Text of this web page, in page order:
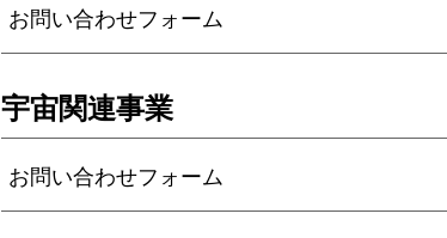
お問い合わせフォーム
宇宙関連事業
お問い合わせフォーム